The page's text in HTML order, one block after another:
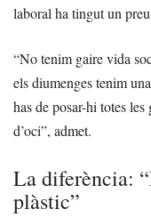
laboral ha tingut un
“No tenim gaire vida
els diumenges tenim
has de posar-hi totes les
d’oci”, admet.
La diferència:
plàstic”